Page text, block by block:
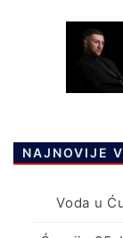
NAJNOVIJE
Voda u